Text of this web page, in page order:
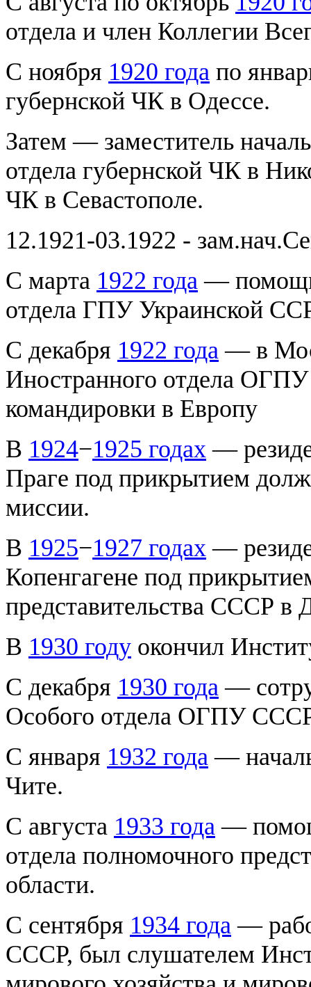
отдела и член Коллегии
С ноября 1920 года по
губернской ЧК в Одессе.
Затем — заместитель
отдела губернской ЧК в
ЧК в Севастополе.
12.1921-03.1922 -
С марта 1922 года —
отдела ГПУ Украинской
С декабря 1922 года — в
Иностранного отдела
командировки в Европу
В 1924−1925 годах —
Праге под прикрытием
миссии.
В 1925−1927 годах —
Копенгагене под
представительства СССР в
В 1930 году окончил
С декабря 1930 года —
Особого отдела ОГПУ
С января 1932 года —
Чите.
С августа 1933 года —
отдела полномочного
области.
С сентября 1934 года —
СССР, был слушателем